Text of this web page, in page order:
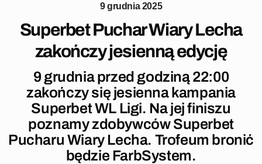
9 grudnia 2025
Superbet Puchar Wiary Lecha
zakończy jesienną edycję
9 grudnia przed godziną 22:00
zakończy się jesienna kampania
Superbet WL Ligi. Na jej finiszu
poznamy zdobywców Superbet
Pucharu Wiary Lecha. Trofeum bronić
będzie FarbSystem.